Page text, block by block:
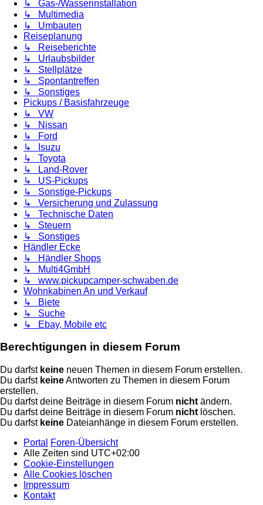
↳ Gas-/Wasserinstallation
↳ Multimedia
↳ Umbauten
Reiseplanung
↳ Reiseberichte
↳ Urlaubsbilder
↳ Stellplätze
↳ Spontantreffen
↳ Sonstiges
Pickups / Basisfahrzeuge
↳ VW
↳ Nissan
↳ Ford
↳ Isuzu
↳ Toyota
↳ Land-Rover
↳ US-Pickups
↳ Sonstige-Pickups
↳ Versicherung und Zulassung
↳ Technische Daten
↳ Steuern
↳ Sonstiges
Händler Ecke
↳ Händler Shops
↳ Multi4GmbH
↳ www.pickupcamper-schwaben.de
Wohnkabinen An und Verkauf
↳ Biete
↳ Suche
↳ Ebay, Mobile etc
Berechtigungen in diesem Forum
Du darfst keine neuen Themen in diesem Forum erstellen.
Du darfst keineAntworten zu Themen in diesem Forum
erstellen.
Du darfst deine Beiträge in diesem Forum nicht ändern.
Du darfst deine Beiträge in diesem Forum nicht löschen.
Du darfst keine Dateianhänge in diesem Forum erstellen.
Portal
Foren-Übersicht
Alle Zeiten sind UTC+02:00
Cookie-Einstellungen
Alle Cookies löschen
Impressum
Kontakt